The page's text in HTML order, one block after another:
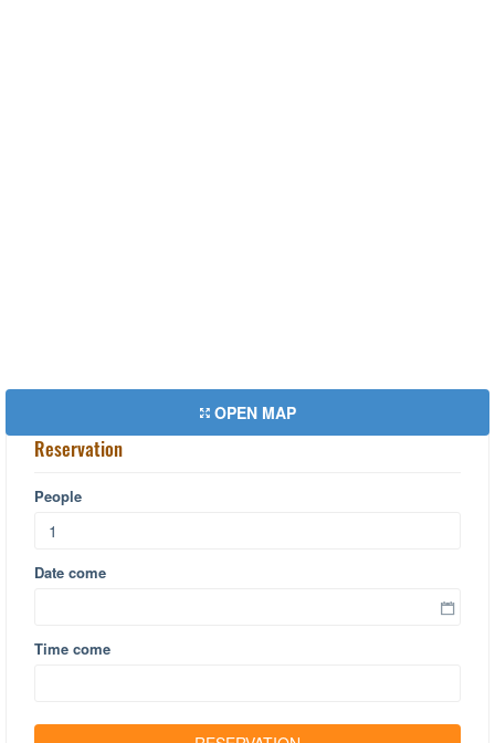
OPEN MAP
Reservation
People
Date come
Time come